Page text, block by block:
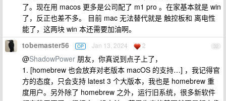
了。现在用 macos 更多是公司配了 m1 pro 。在家基本就是 win
了，反正也差不多。 目前 mac 无法替代就是 触控板和 离电性
能了，这两块 win 本还需要加油啊。
32
tobemaster56 OP Jan 13, 2024 2
@ShadowPower 朋友，你真说到点子上了，
1. [homebrew 也会放弃对老版本 macOS 的支持…] ，我记得官
方的态度，只会支持 latest 3 个大版本，我也是 homebrew 重
度用户。另外除了 homebrew 之外，运行旧系统，很多新软件